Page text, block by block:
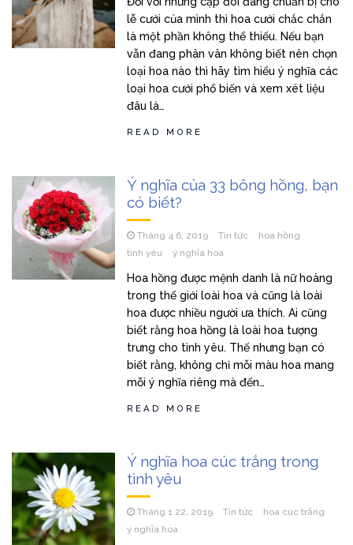
lễ cưới của mình thì hoa cưới chắc chắn
là một phần không thể thiếu. Nếu bạn
vẫn đang phân vân không biết nên chọn
loại hoa nào thì hãy tìm hiểu ý nghĩa các
loại hoa cưới phổ biến và xem xét liệu
đâu là…
READ MORE
Ý nghĩa của 33 bông hồng, bạn
có biết?
Tháng 4 6, 2019 Tin tức
hoa hồng
tình yêu
ý nghĩa hoa
Hoa hồng được mệnh danh là nữ hoàng
trong thế giới loài hoa và cũng là loài
hoa được nhiều người ưa thích. Ai cũng
biết rằng hoa hồng là loài hoa tượng
trưng cho tình yêu. Thế nhưng bạn có
biết rằng, không chỉ mỗi màu hoa mang
mỗi ý nghĩa riêng mà đến…
READ MORE
Ý nghĩa hoa cúc trắng trong
tình yêu
Tháng 1 22, 2019 Tin tức
hoa cúc trắng
ý nghĩa hoa